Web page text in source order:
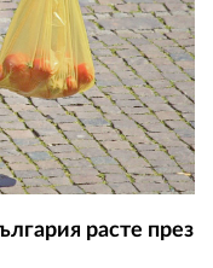
расте през